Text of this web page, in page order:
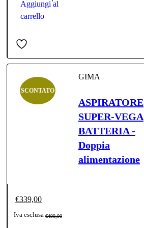
€299,00.
€184,90.
Aggiungi al
carrello
SCONTATO
GIMA
ASPIRATORE
SUPER-VEGA
BATTERIA -
Doppia
alimentazione
€499,00
Il
€339,00
Il
Iva esclusa